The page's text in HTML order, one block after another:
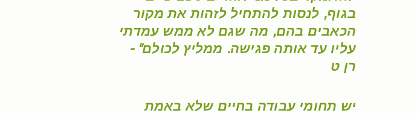
בגוף, לנסות להתחיל לזהות את מקור
הכאבים בהם, מה שגם לא ממש עמדתי
עליו עד אותה פגישה. ממליץ לכולם" -
רן ט
יש תחומי עבודה בחיים שלא באמת